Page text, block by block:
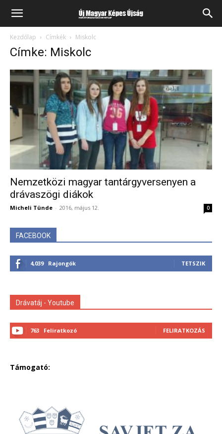
Kezdőlap Címkék Miskolc
Címke: Miskolc
Nemzetközi magyar tantárgyversenyen a
drávaszögi diákok
Micheli Tünde - 2016, május 12. 0
FACEBOOK
4,039 Rajongók TETSZIK
Drávatáj - Youtube
763 Feliratkozó FELIRATKOZÁS
Támogató: